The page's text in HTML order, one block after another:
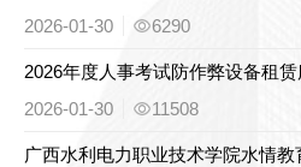
2026-01-30
6290
2026-01-30
11508